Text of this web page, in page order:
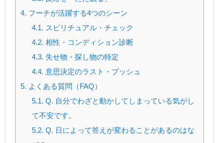
4. フーチが活躍する4つのシーン
4.1. スピリチュアル・チェック
4.2. 相性・コンディション診断
4.3. 失せ物・探し物の特定
4.4. 意思決定のラスト・プッシュ
5. よくある質問（FAQ）
5.1. Q. 自分でわざと動かしてしまっている気がし
て不安です。
5.2. Q. 日によって答えが変わることがあるのはな